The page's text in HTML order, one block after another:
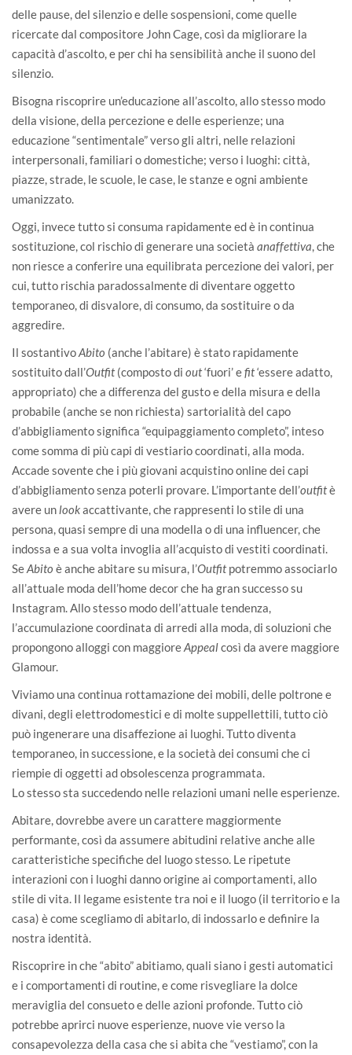
delle pause, del silenzio e delle sospensioni, come quelle
ricercate dal compositore John Cage, così da migliorare la
capacità d’ascolto, e per chi ha sensibilità anche il suono del
silenzio.
Bisogna riscoprire un’educazione all’ascolto, allo stesso modo
della visione, della percezione e delle esperienze; una
educazione “sentimentale” verso gli altri, nelle relazioni
interpersonali, familiari o domestiche; verso i luoghi: città,
piazze, strade, le scuole, le case, le stanze e ogni ambiente
umanizzato.
Oggi, invece tutto si consuma rapidamente ed è in continua
sostituzione, col rischio di generare una società anaffettiva , che
non riesce a conferire una equilibrata percezione dei valori, per
cui, tutto rischia paradossalmente di diventare oggetto
temporaneo, di disvalore, di consumo, da sostituire o da
aggredire.
Il sostantivoAbito (anche l’abitare) è stato rapidamente
sostituito dall’Outfit(composto di out‘fuori’ efit‘essere adatto,
appropriato) che a differenza del gusto e della misura e della
probabile (anche se non richiesta) sartorialità del capo
d’abbigliamento significa “equipaggiamento completo”, inteso
come somma di più capi di vestiario coordinati, alla moda.
Accade sovente che i più giovani acquistino online dei capi
d’abbigliamento senza poterli provare. L’importante dell’outfitè
avere un lookaccattivante, che rappresenti lo stile di una
persona, quasi sempre di una modella o di una influencer, che
indossa e a sua volta invoglia all’acquisto di vestiti coordinati.
SeAbito è anche abitare su misura, l’Outfitpotremmo associarlo
all’attuale moda dell’home decor che ha gran successo su
Instagram. Allo stesso modo dell’attuale tendenza,
l’accumulazione coordinata di arredi alla moda, di soluzioni che
propongono alloggi con maggioreAppealcosì da avere maggiore
Glamour.
Viviamo una continua rottamazione dei mobili, delle poltrone e
divani, degli elettrodomestici e di molte suppellettili, tutto ciò
può ingenerare una disaffezione ai luoghi. Tutto diventa
temporaneo, in successione, e la società dei consumi che ci
riempie di oggetti ad obsolescenza programmata.
Lo stesso sta succedendo nelle relazioni umani nelle esperienze.
Abitare, dovrebbe avere un carattere maggiormente
performante, così da assumere abitudini relative anche alle
caratteristiche specifiche del luogo stesso. Le ripetute
interazioni con i luoghi danno origine ai comportamenti, allo
stile di vita. Il legame esistente tra noi e il luogo (il territorio e la
casa) è come scegliamo di abitarlo, di indossarlo e definire la
nostra identità.
Riscoprire in che “abito” abitiamo, quali siano i gesti automatici
e i comportamenti di routine, e come risvegliare la dolce
meraviglia del consueto e delle azioni profonde. Tutto ciò
potrebbe aprirci nuove esperienze, nuove vie verso la
consapevolezza della casa che si abita che “vestiamo”, con la